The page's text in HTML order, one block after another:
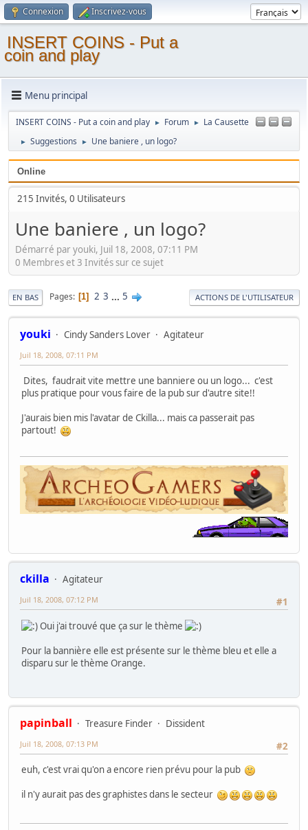
Connexion Inscrivez-vous
INSERT COINS - Put a
coin and play
Menu principal
INSERT COINS - Put a coin and play ► Forum ► La Causette
► Suggestions ► Une baniere , un logo?
Online
215 Invités, 0 Utilisateurs
Une baniere , un logo?
Démarré par youki, Juil 18, 2008, 07:11 PM
0 Membres et 3 Invités sur ce sujet
EN BAS Pages 1 2 3 ... 5 ACTIONS DE L'UTILISATEUR
youki Cindy Sanders Lover Agitateur
Juil 18, 2008, 07:11 PM
Dites, faudrait vite mettre une banniere ou un logo... c'est
plus pratique pour vous faire de la pub sur d'autre site!!
J'aurais bien mis l'avatar de Ckilla... mais ca passerait pas
partout!
ckilla
Agitateur
#1
Juil 18, 2008, 07:12 PM
Oui j'ai trouvé que ça sur le thème
Pour la bannière elle est présente sur le thème bleu et elle a
disparu sur le thème Orange.
papinball Treasure Finder
Dissident
#2
Juil 18, 2008, 07:13 PM
euh, c'est vrai qu'on a encore rien prévu pour la pub
il n'y aurait pas des graphistes dans le secteur